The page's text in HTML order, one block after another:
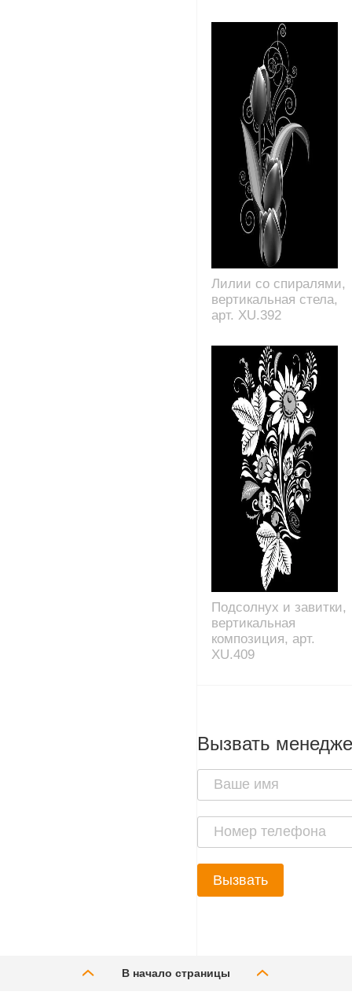
Лилии со спиралями,
вертикальная стела,
арт. XU.392
Подсолнух и завитки,
вертикальная
композиция, арт.
XU.409
Вызвать
Вызвать
В начало страницы